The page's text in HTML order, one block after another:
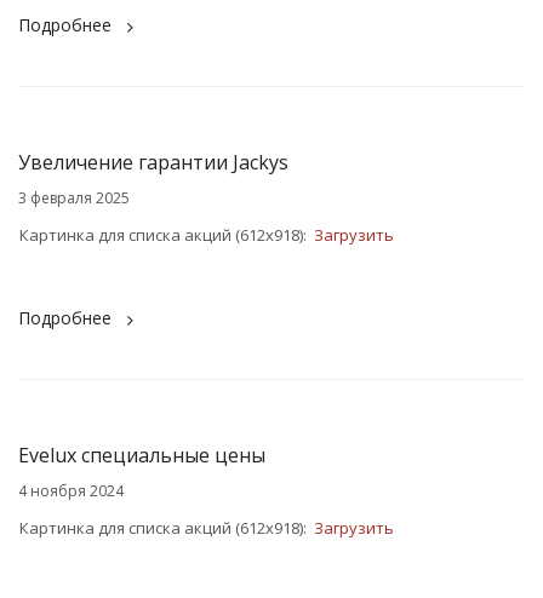
Подробнее
Увеличение гарантии Jackys
3 февраля 2025
Картинка для списка акций (612x918): Загрузить
Подробнее
Evelux специальные цены
4 ноября 2024
Картинка для списка акций (612x918): Загрузить